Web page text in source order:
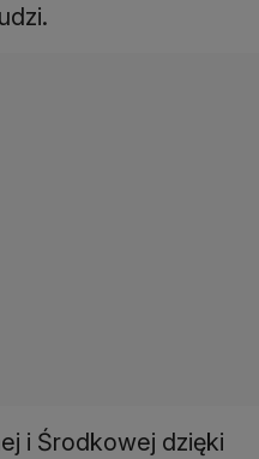
i Środkowej dzięki